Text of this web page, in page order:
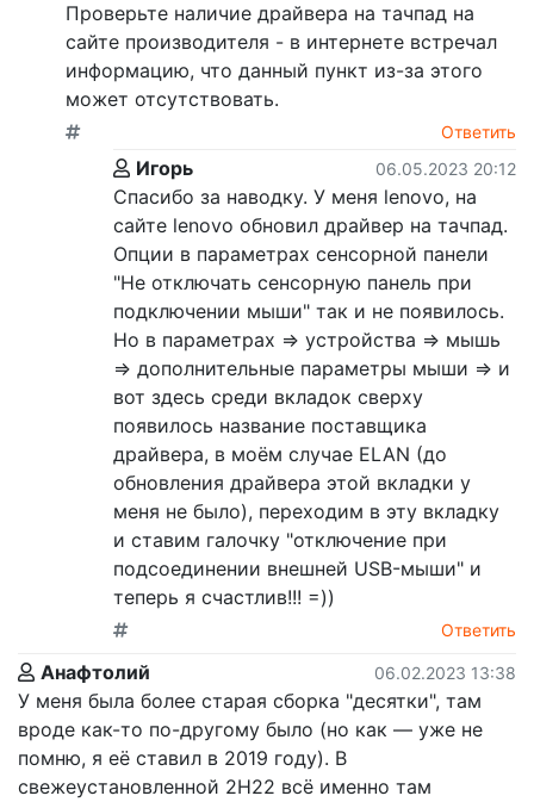
Проверьте наличие драйвера на тачпад на
сайте производителя - в интернете встречал
информацию, что данный пункт из-за этого
может отсутствовать.
Ответить
Игорь 06.05.2023 20:12
Спасибо за наводку. У меня lenovo, на
сайте lenovo обновил драйвер на тачпад.
Опции в параметрах сенсорной панели
"Не отключать сенсорную панель при
подключении мыши" так и не появилось.
Но в параметрах => устройства => мышь
=> дополнительные параметры мыши => и
вот здесь среди вкладок сверху
появилось название поставщика
драйвера, в моём случае ELAN (до
обновления драйвера этой вкладки у
меня не было), переходим в эту вкладку
и ставим галочку "отключение при
подсоединении внешней USB-мыши" и
теперь я счастлив!!! =))
Ответить
Анафтолий 06.02.2023 13:38
У меня была более старая сборка "десятки", там
вроде как-то по-другому было (но как — уже не
помню, я её ставил в 2019 году). В
свежеустановленной 2H22 всё именно там